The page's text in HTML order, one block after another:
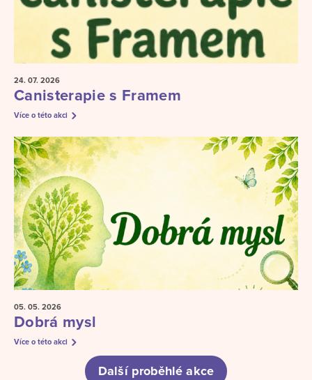
24. 07. 2026
Canisterapie s Framem
Více o této akci
05. 05. 2026
Dobrá mysl
Více o této akci
Další proběhlé akce